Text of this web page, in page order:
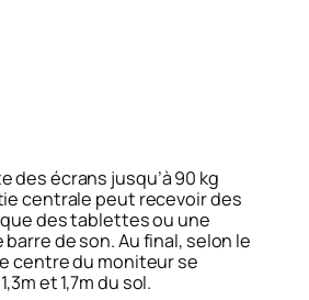
des écrans jusqu’à 90 kg
centrale peut recevoir des
des tablettes ou une
de son. Au final, selon le
centre du moniteur se
et 1,7m du sol.